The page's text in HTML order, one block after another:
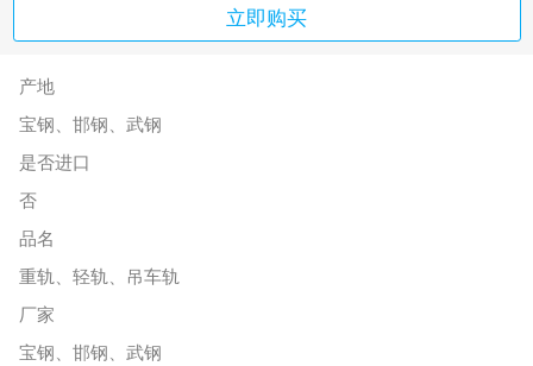
立即购买
产地
宝钢、邯钢、武钢
是否进口
否
品名
重轨、轻轨、吊车轨
厂家
宝钢、邯钢、武钢